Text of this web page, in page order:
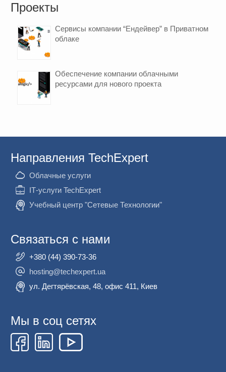
Проекты
Сервисы компании “Ендейвер” в Приватном
облаке
Обеспечение компании облачными
ресурсами для нового проекта
Направления TechExpert
Облачные услуги
ІТ-услуги TechExpert
Учебный центр "Сетевые Технологии"
Связаться с нами
+380 (44) 390-73-36
hosting@techexpert.ua
ул. Дегтярёвская, 48, офис 411, Киев
Мы в соц сетях